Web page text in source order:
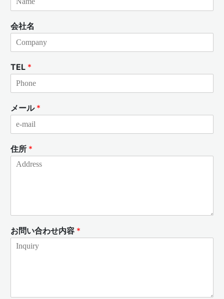
会社名
TEL *
メール *
住所 *
お問い合わせ内容 *